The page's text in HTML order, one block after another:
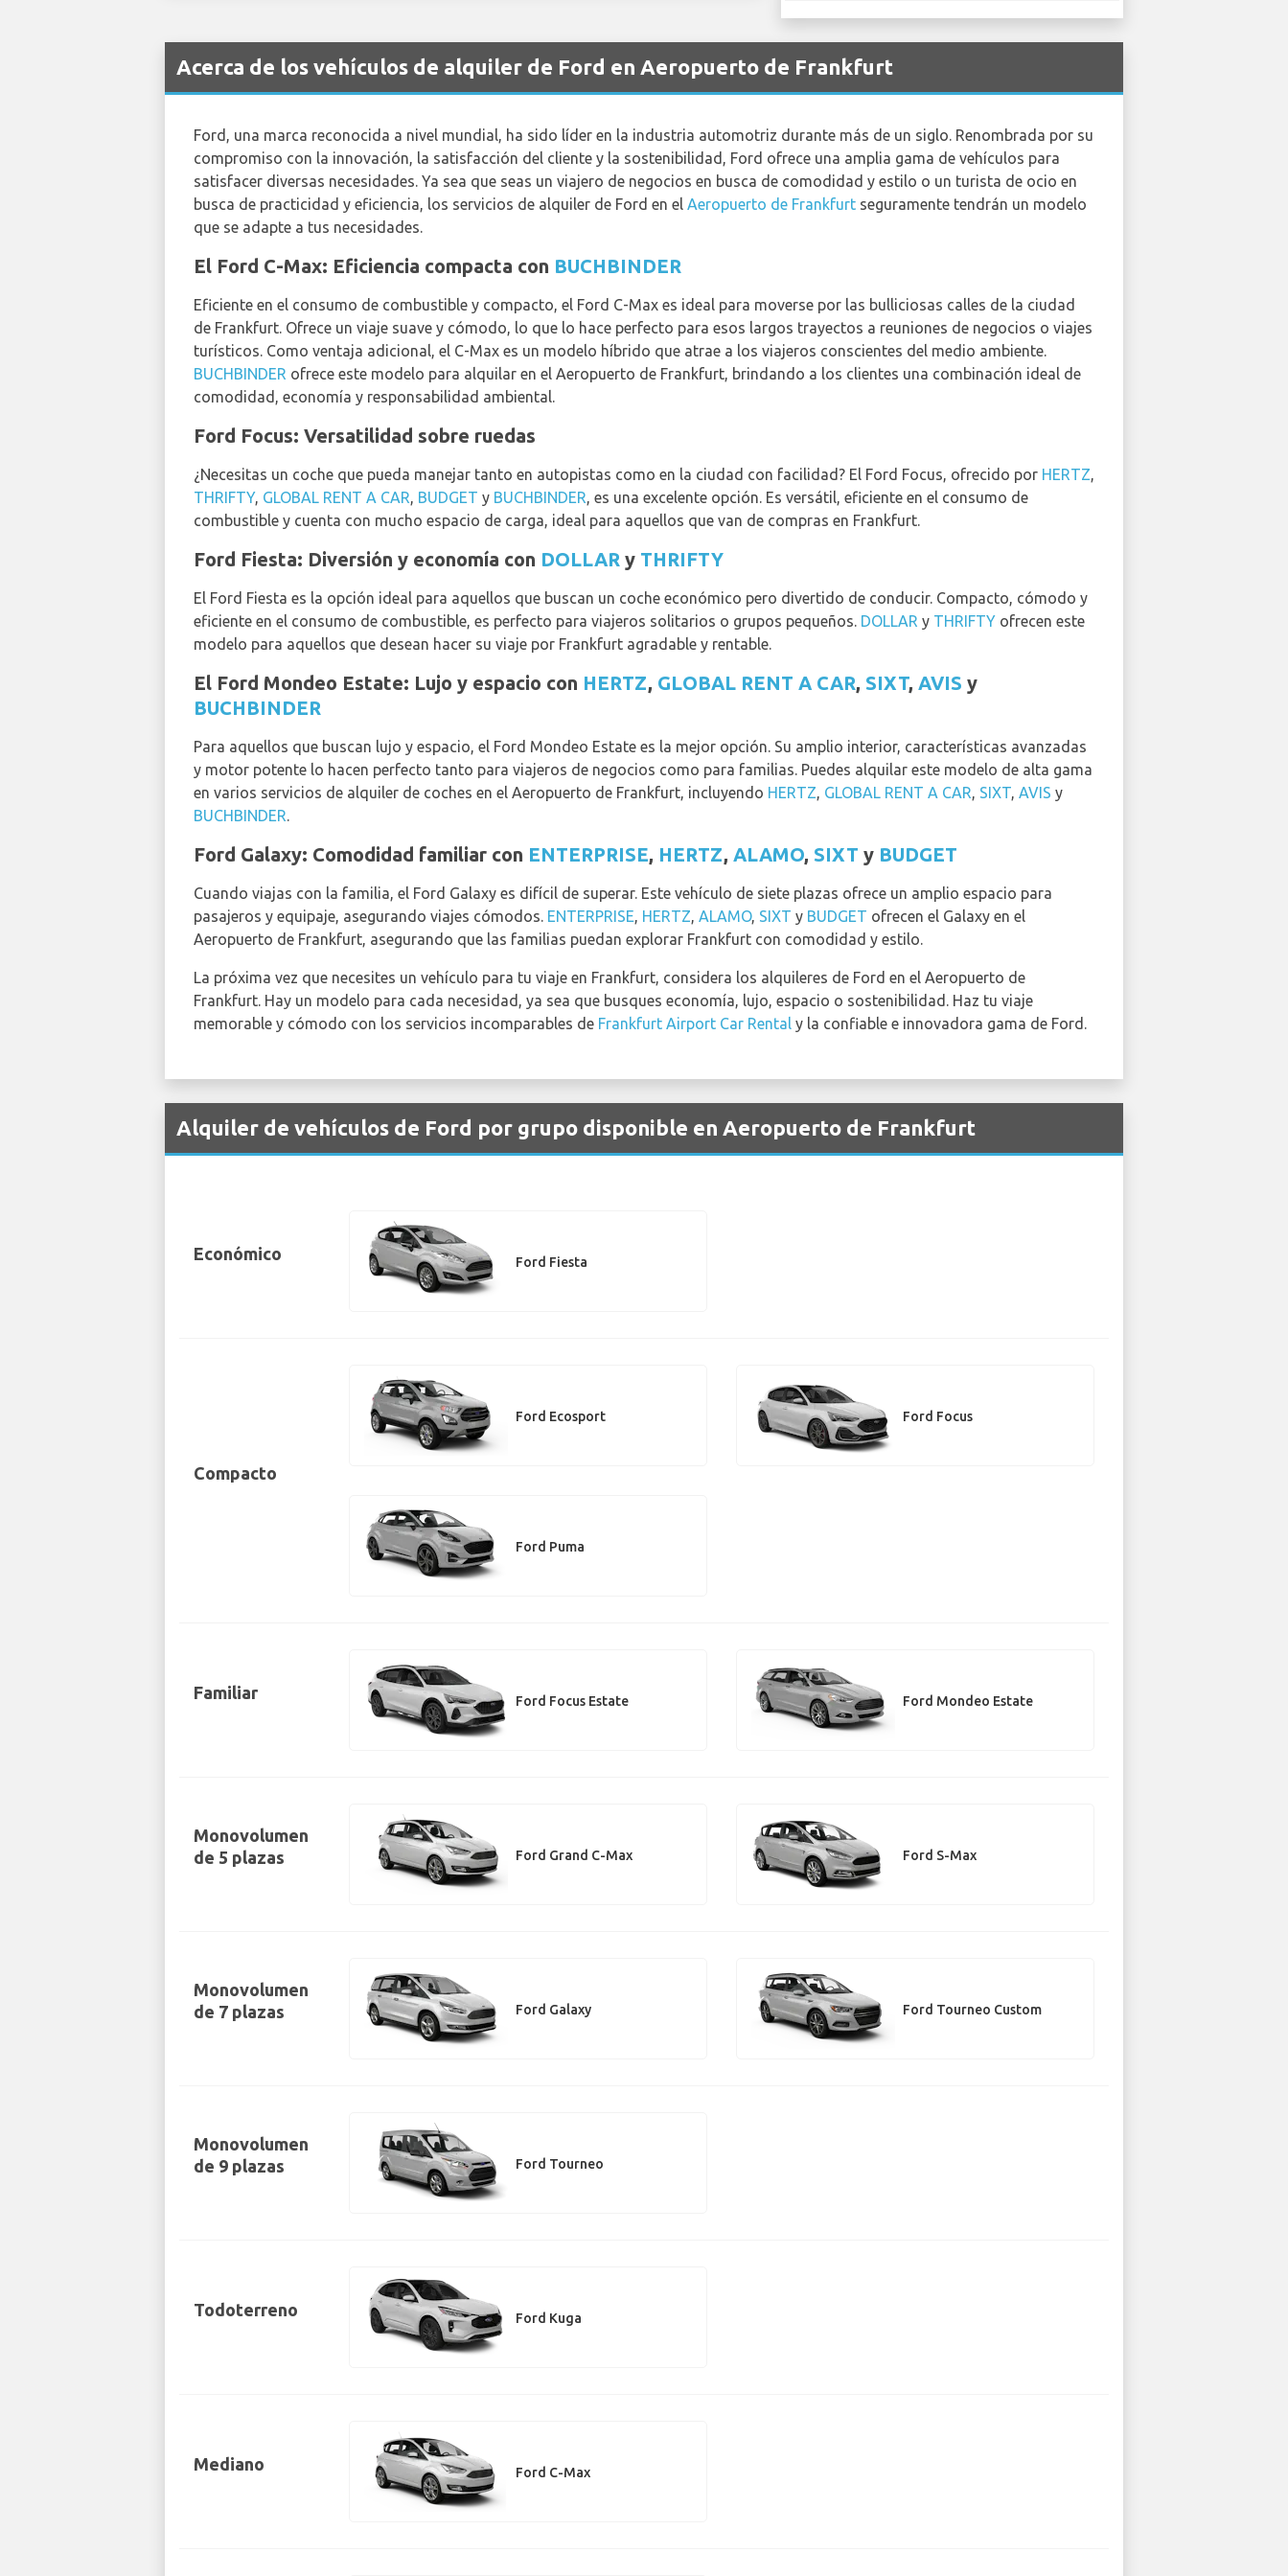
Acerca de los vehículos de alquiler de Ford en Aeropuerto de Frankfurt
Ford, una marca reconocida a nivel mundial, ha sido líder en la industria automotriz durante más de un siglo. Renombrada por su
compromiso con la innovación, la satisfacción del cliente y la sostenibilidad, Ford ofrece una amplia gama de vehículos para
satisfacer diversas necesidades. Ya sea que seas un viajero de negocios en busca de comodidad y estilo o un turista de ocio en
busca de practicidad y eficiencia, los servicios de alquiler de Ford en el Aeropuerto de Frankfurt seguramente tendrán un modelo
que se adapte a tus necesidades.
El Ford C-Max: Eficiencia compacta con BUCHBINDER
Eficiente en el consumo de combustible y compacto, el Ford C-Max es ideal para moverse por las bulliciosas calles de la ciudad
de Frankfurt. Ofrece un viaje suave y cómodo, lo que lo hace perfecto para esos largos trayectos a reuniones de negocios o viajes
turísticos. Como ventaja adicional, el C-Max es un modelo híbrido que atrae a los viajeros conscientes del medio ambiente.
BUCHBINDER ofrece este modelo para alquilar en el Aeropuerto de Frankfurt, brindando a los clientes una combinación ideal de
comodidad, economía y responsabilidad ambiental.
Ford Focus: Versatilidad sobre ruedas
¿Necesitas un coche que pueda manejar tanto en autopistas como en la ciudad con facilidad? El Ford Focus, ofrecido por HERTZ,
THRIFTY, GLOBAL RENT A CAR, BUDGET y BUCHBINDER, es una excelente opción. Es versátil, eficiente en el consumo de
combustible y cuenta con mucho espacio de carga, ideal para aquellos que van de compras en Frankfurt.
Ford Fiesta: Diversión y economía con DOLLAR y THRIFTY
El Ford Fiesta es la opción ideal para aquellos que buscan un coche económico pero divertido de conducir. Compacto, cómodo y
eficiente en el consumo de combustible, es perfecto para viajeros solitarios o grupos pequeños. DOLLAR y THRIFTY ofrecen este
modelo para aquellos que desean hacer su viaje por Frankfurt agradable y rentable.
El Ford Mondeo Estate: Lujo y espacio con HERTZ, GLOBAL RENT A CAR, SIXT, AVIS y
BUCHBINDER
Para aquellos que buscan lujo y espacio, el Ford Mondeo Estate es la mejor opción. Su amplio interior, características avanzadas
y motor potente lo hacen perfecto tanto para viajeros de negocios como para familias. Puedes alquilar este modelo de alta gama
en varios servicios de alquiler de coches en el Aeropuerto de Frankfurt, incluyendo HERTZ, GLOBAL RENT A CAR, SIXT, AVIS y
BUCHBINDER.
Ford Galaxy: Comodidad familiar con ENTERPRISE, HERTZ, ALAMO, SIXT y BUDGET
Cuando viajas con la familia, el Ford Galaxy es difícil de superar. Este vehículo de siete plazas ofrece un amplio espacio para
pasajeros y equipaje, asegurando viajes cómodos. ENTERPRISE, HERTZ, ALAMO, SIXT y BUDGET ofrecen el Galaxy en el
Aeropuerto de Frankfurt, asegurando que las familias puedan explorar Frankfurt con comodidad y estilo.
La próxima vez que necesites un vehículo para tu viaje en Frankfurt, considera los alquileres de Ford en el Aeropuerto de
Frankfurt. Hay un modelo para cada necesidad, ya sea que busques economía, lujo, espacio o sostenibilidad. Haz tu viaje
memorable y cómodo con los servicios incomparables de Frankfurt Airport Car Rental y la confiable e innovadora gama de Ford.
Alquiler de vehículos de Ford por grupo disponible en Aeropuerto de Frankfurt
Económico Ford Fiesta
Compacto
Ford Ecosport Ford Focus
Ford Puma
Familiar Ford Focus Estate Ford Mondeo Estate
Monovolumen
de 5 plazas
Ford Grand C-Max Ford S-Max
Monovolumen
de 7 plazas
Ford Galaxy Ford Tourneo Custom
Monovolumen
de 9 plazas
Ford Tourneo
Todoterreno Ford Kuga
Mediano Ford C-Max